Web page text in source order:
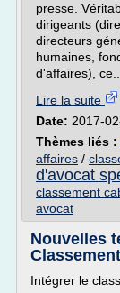
presse.
dirigeants
directeurs
humaines,
d'affaires), ce...
Lire la suite
Date: 2017-
Thèmes liés :
affaires /
d'avocat
classement
avocat
Nouvelles
Intégrer le